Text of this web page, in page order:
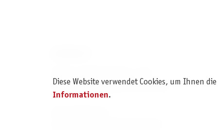
Medienvertriebsgesellschaft mbH
Diese Website verwendet Cookies, um Ihnen
Informationen.